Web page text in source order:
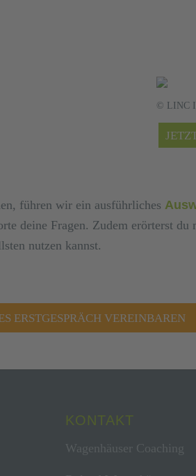
© LINC
führen wir ein ausführliches
deine Fragen. Zudem erörterst
nutzen kannst.
ERSTGESPRÄCH VEREINBAREN
KONTAKT
Wagenhäuser Coaching